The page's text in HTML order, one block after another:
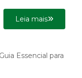
Leia mais